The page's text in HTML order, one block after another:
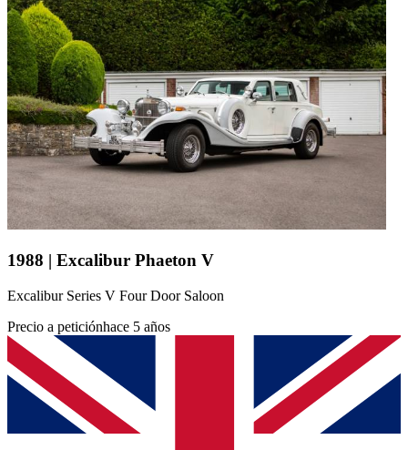
1988 | Excalibur Phaeton V
Excalibur Series V Four Door Saloon
Precio a peticiónhace 5 años